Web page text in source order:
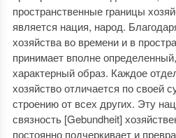
пространственные границы
является нация, народ.
хозяйства во времени и в
принимает вполне
характерный образ. Каждое
хозяйство отличается по своей
строению от всех других. Эту
связность [Gebundheit]
постоянно подчеркивает и